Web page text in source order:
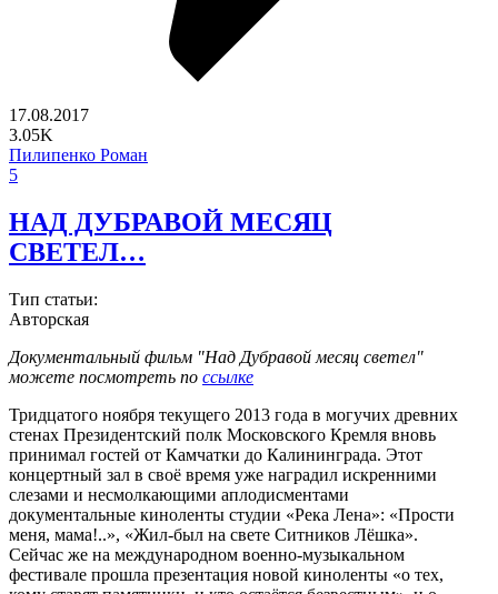
17.08.2017
3.05K
Пилипенко Роман
5
НАД ДУБРАВОЙ МЕСЯЦ
СВЕТЕЛ…
Тип статьи:
Авторская
Документальный фильм "Над Дубравой месяц светел"
можете посмотреть по ссылке
Тридцатого ноября текущего 2013 года в могучих древних
стенах Президентский полк Московского Кремля вновь
принимал гостей от Камчатки до Калининграда. Этот
концертный зал в своё время уже наградил искренними
слезами и несмолкающими аплодисментами
документальные киноленты студии «Река Лена»: «Прости
меня, мама!..», «Жил-был на свете Ситников Лёшка».
Сейчас же на международном военно-музыкальном
фестивале прошла презентация новой киноленты «о тех,